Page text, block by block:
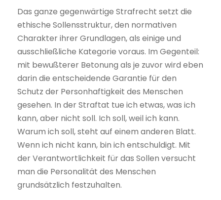
Das ganze gegenwärtige Strafrecht setzt die
ethische Sollensstruktur, den normativen
Charakter ihrer Grundlagen, als einige und
ausschließliche Kategorie voraus. Im Gegenteil:
mit bewußterer Betonung als je zuvor wird eben
darin die entscheidende Garantie für den
Schutz der Personhaftigkeit des Menschen
gesehen. In der Straftat tue ich etwas, was ich
kann, aber nicht soll. Ich soll, weil ich kann.
Warum ich soll, steht auf einem anderen Blatt.
Wenn ich nicht kann, bin ich entschuldigt. Mit
der Verantwortlichkeit für das Sollen versucht
man die Personalität des Menschen
grundsätzlich festzuhalten.